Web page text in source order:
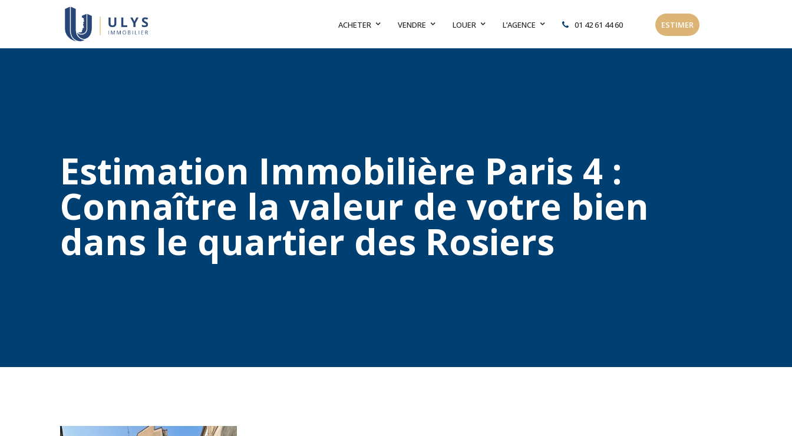
ACHETER VENDRE LOUER L’AGENCE 01 42 61 44 60 ESTIMER
Estimation Immobilière Paris 4 :
Connaître la valeur de votre bien
dans le quartier des Rosiers